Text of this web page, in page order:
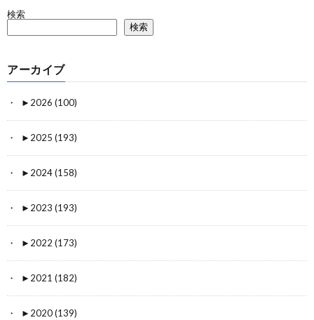
検索
検索
アーカイブ
► 2026 (100)
► 2025 (193)
► 2024 (158)
► 2023 (193)
► 2022 (173)
► 2021 (182)
► 2020 (139)